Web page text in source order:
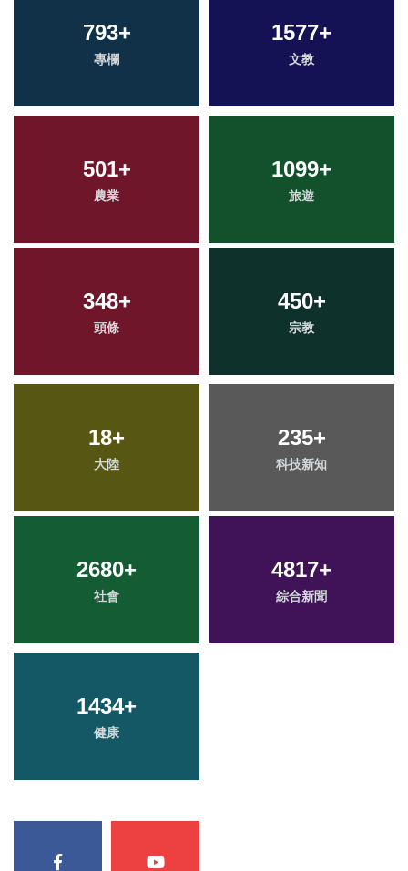
793+
專欄
1577+
文教
501+
農業
1099+
旅遊
348+
頭條
450+
宗教
18+
大陸
235+
科技新知
2680+
社會
4817+
綜合新聞
1434+
健康